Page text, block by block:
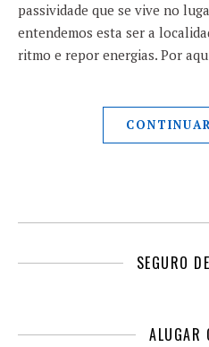
passividade que se vive no
entendemos esta ser a
ritmo e repor energias. Por
SEGURO
ALUGAR